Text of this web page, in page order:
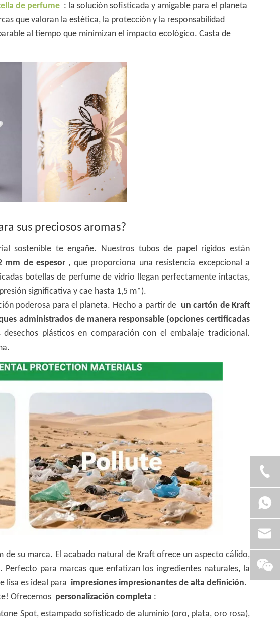
de perfume : la solución sofisticada y amigable para el planeta
que valoran la estética, la protección y la responsabilidad
al tiempo que minimizan el impacto ecológico. Casta de
sus preciosos aromas?
sostenible te engañe. Nuestros tubos de papel rígidos están
mm de espesor , que proporciona una resistencia excepcional a
botellas de perfume de vidrio llegan perfectamente intactas,
significativa y cae hasta 1,5 m*).
poderosa para el planeta. Hecho a partir de un cartón de Kraft
administrados de manera responsable (opciones certificadas
desechos plásticos en comparación con el embalaje tradicional.
de su marca. El acabado natural de Kraft ofrece un aspecto cálido,
para marcas que enfatizan los ingredientes naturales, la
lisa es ideal paraimpresiones impresionantes de alta definición.
Ofrecemos personalización completa :
Spot, estampado sofisticado de aluminio (oro, plata, oro rosa),